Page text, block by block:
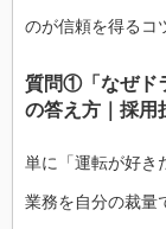
のが信頼を得るコ
質問①「なぜド
の答え方｜採用
単に「運転が好き
業務を自分の裁量